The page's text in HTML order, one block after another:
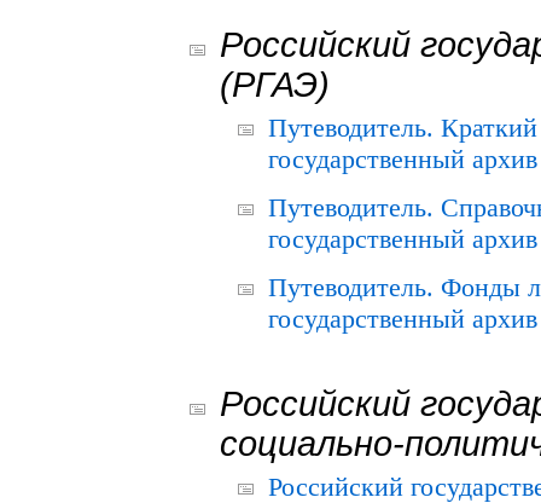
Российский
(РГАЭ)
Путеводитель.
государственный
Путеводитель.
государственный
Путеводитель. Фонды
государственный
Российский
социально-
Российский